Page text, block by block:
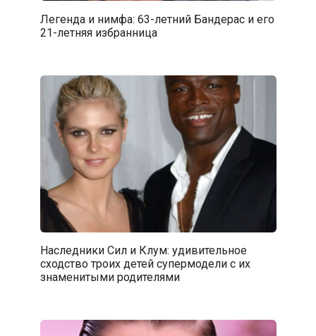
Легенда и нимфа: 63-летний Бандерас и его
21-летняя избранница
Наследники Сил и Клум: удивительное
сходство троих детей супермодели с их
знаменитыми родителями